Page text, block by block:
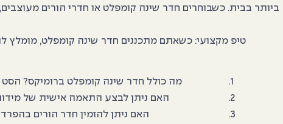
ביותר בבית. כשבוחרים חדר שינה קומפלט או חדרי הורים
טיפ מקצועי: כשאתם מתכננים חדר שינה קומפלט, מומלץ להשאיר מרחק של 60 ס"מ לפחות מסביב למיטה. זה מאפשר תנועה נוחה בחדר
מה כולל חדר שינה קומפלט ברומיקס? הסט
האם ניתן לבצע התאמה אישית של
האם ניתן להזמין חדר הורים